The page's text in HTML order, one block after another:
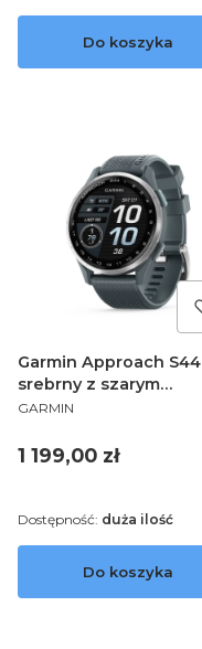
Do koszyka
Garmin Approach S44
srebrny z szarym
silikonowym paskiem
PRODUCENT
GARMIN
Cena
1 199,00 zł
Do koszyka
Dostępność: duża ilość